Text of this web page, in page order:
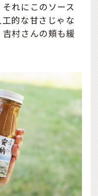
れにこのソース
的な甘さじゃな
村さんの頬も緩